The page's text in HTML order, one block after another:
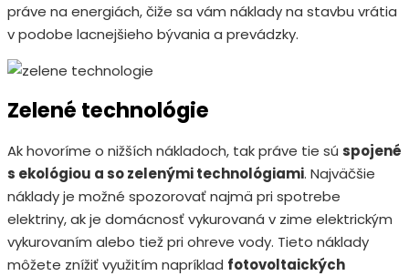
práve na energiách, čiže sa vám náklady na stavbu vrátia
v podobe lacnejšieho bývania a prevádzky.
Zelené technológie
Ak hovoríme o nižších nákladoch, tak práve tie sú spojené
s ekológiou a so zelenými technológiami. Najväčšie
náklady je možné spozorovať najmä pri spotrebe
elektriny, ak je domácnosť vykurovaná v zime elektrickým
vykurovaním alebo tiež pri ohreve vody. Tieto náklady
môžete znížiť využitím napríklad fotovoltaických